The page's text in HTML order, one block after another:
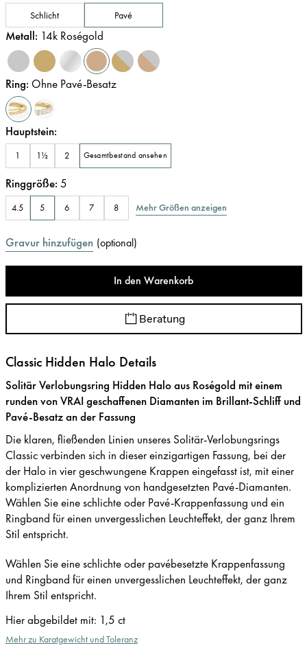
Schlicht Pavé
Metall: 14k Roségold
Ring: Ohne Pavé-Besatz
Hauptstein:
1 1½ 2 Gesamtbestand ansehen
Ringgröße: 5
4.5 5 6 7 8 Mehr Größen anzeigen
Gravur hinzufügen (optional)
In den Warenkorb
Beratung
Classic Hidden Halo Details
Solitär Verlobungsring Hidden Halo aus Roségold mit einem
runden von VRAI geschaffenen Diamanten im Brillant-Schliff und
Pavé-Besatz an der Fassung
Die klaren, fließenden Linien unseres Solitär-Verlobungsrings
Classic verbinden sich in dieser einzigartigen Fassung, bei der
der Halo in vier geschwungene Krappen eingefasst ist, mit einer
komplizierten Anordnung von handgesetzten Pavé-Diamanten.
Wählen Sie eine schlichte oder Pavé-Krappenfassung und ein
Ringband für einen unvergesslichen Leuchteffekt, der ganz Ihrem
Stil entspricht.
Wählen Sie eine schlichte oder pavébesetzte Krappenfassung
und Ringband für einen unvergesslichen Leuchteffekt, der ganz
Ihrem Stil entspricht.
Hier abgebildet mit: 1,5 ct
Mehr zu Karatgewicht und Toleranz